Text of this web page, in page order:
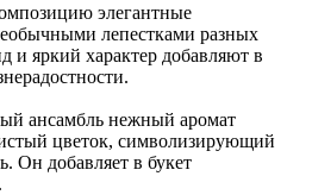
элегантные
лепестками разных
яркий характер добавляют в
ансамбль нежный аромат
цветок, символизирующий
Он добавляет в букет